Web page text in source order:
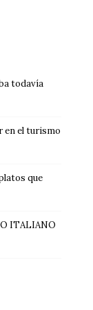
todavía
en el turismo
que
ITALIANO